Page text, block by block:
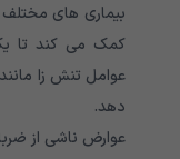
بیماری های
کمک می کند تا یک
عوامل تنش زا
دهد.
عوارض ناشی از